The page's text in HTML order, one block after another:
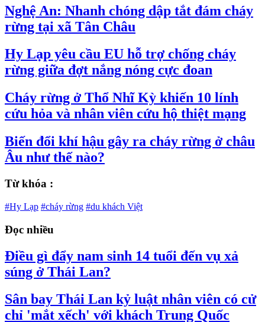
Nghệ An: Nhanh chóng dập tắt đám cháy
rừng tại xã Tân Châu
Hy Lạp yêu cầu EU hỗ trợ chống cháy
rừng giữa đợt nắng nóng cực đoan
Cháy rừng ở Thổ Nhĩ Kỳ khiến 10 lính
cứu hỏa và nhân viên cứu hộ thiệt mạng
Biến đổi khí hậu gây ra cháy rừng ở châu
Âu như thế nào?
Từ khóa :
#Hy Lạp #cháy rừng #du khách Việt
Đọc nhiều
Điều gì đẩy nam sinh 14 tuổi đến vụ xả
súng ở Thái Lan?
Sân bay Thái Lan kỷ luật nhân viên có cử
chỉ 'mắt xếch' với khách Trung Quốc